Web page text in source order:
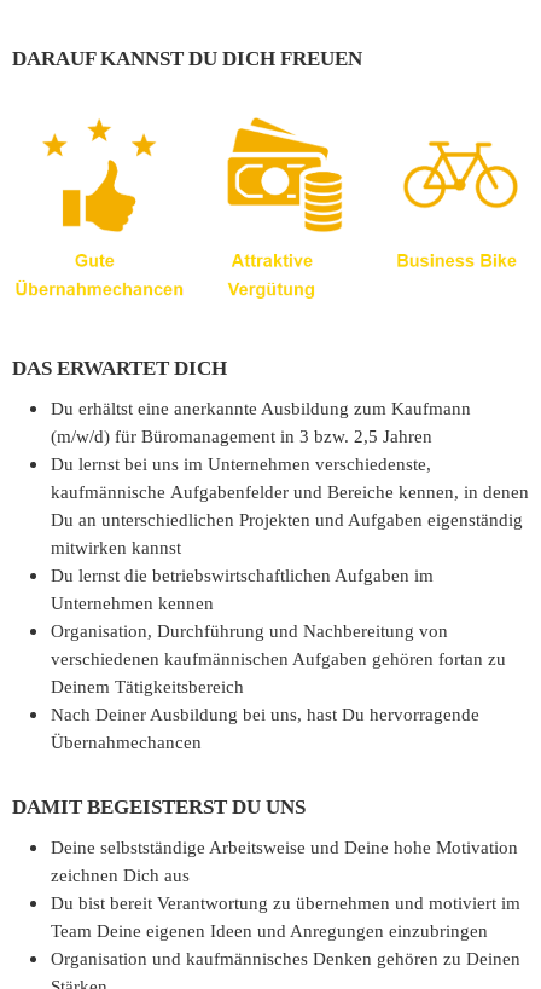
DARAUF KANNST DU DICH FREUEN
DAS ERWARTET DICH
Du erhältst eine anerkannte Ausbildung zum Kaufmann
(m/w/d) für Büromanagement in 3 bzw. 2,5 Jahren
Du lernst bei uns im Unternehmen verschiedenste,
kaufmännische Aufgabenfelder und Bereiche kennen, in denen
Du an unterschiedlichen Projekten und Aufgaben eigenständig
mitwirken kannst
Du lernst die betriebswirtschaftlichen Aufgaben im
Unternehmen kennen
Organisation, Durchführung und Nachbereitung von
verschiedenen kaufmännischen Aufgaben gehören fortan zu
Deinem Tätigkeitsbereich
Nach Deiner Ausbildung bei uns, hast Du hervorragende
Übernahmechancen
DAMIT BEGEISTERST DU UNS
Deine selbstständige Arbeitsweise und Deine hohe Motivation
zeichnen Dich aus
Du bist bereit Verantwortung zu übernehmen und motiviert im
Team Deine eigenen Ideen und Anregungen einzubringen
Organisation und kaufmännisches Denken gehören zu Deinen